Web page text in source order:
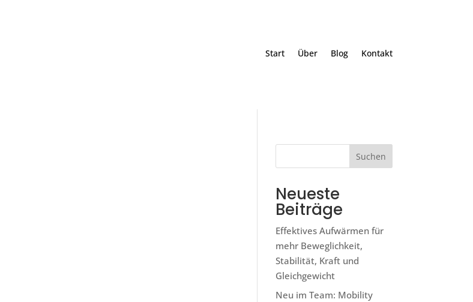
Start Über Blog Kontakt
Suchen
Neueste
Beiträge
Effektives Aufwärmen für
mehr Beweglichkeit,
Stabilität, Kraft und
Gleichgewicht
Neu im Team: Mobility